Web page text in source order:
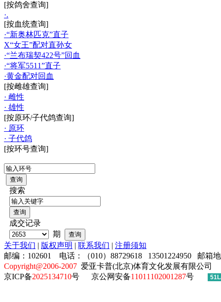
[按鸽舍查询]
·.
[按血统查询]
·“新奥林匹克”直子
X“女王”配对直孙女
·“兰布瑞契422号”回血
·“将军5511”直子
·黄金配对回血
[按雌雄查询]
· 雌性
· 雄性
[按原环/子代鸽查询]
· 原环
· 子代鸽
[按环号查询]
搜索
成交记录
期
关于我们 | 版权声明 | 联系我们 | 注册须知
邮编：102601 电话：（010）88729618 13501224950 邮箱
Copyright@2006-2007 爱亚卡普(北京)体育文化发展有限公司
京ICP备2025134710号 京公网安备11011102001287号